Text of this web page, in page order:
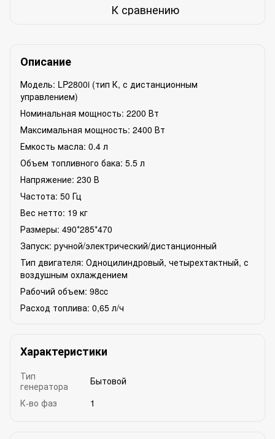
К сравнению
Описание
Модель: LP2800i (тип К, с дистанционным
управлением)
Номинальная мощность: 2200 Вт
Максимальная мощность: 2400 Вт
Емкость масла: 0.4 л
Объем топливного бака: 5.5 л
Напряжение: 230 В
Частота: 50 Гц
Вес нетто: 19 кг
Размеры: 490*285*470
Запуск: ручной/электрический/дистанционный
Тип двигателя: Одноцилиндровый, четырехтактный, с
воздушным охлаждением
Рабочий объем: 98cc
Расход топлива: 0,65 л/ч
Характеристики
Тип
генератора
Бытовой
К-во фаз
1